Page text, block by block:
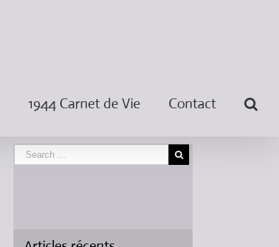
1944 Carnet de Vie Contact